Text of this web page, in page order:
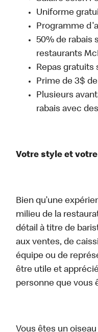
Uniforme
Programme
50% de rabais
restaurants
Repas gratuits
Prime de 3$
Plusieurs
rabais avec
Votre style et
Bien qu’une
milieu de la
détail à titre de
aux ventes, de
équipe ou de
être utile et
personne que vous
Vous êtes un